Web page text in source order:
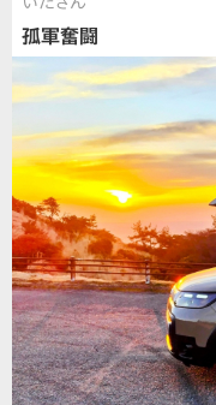
孤軍奮闘